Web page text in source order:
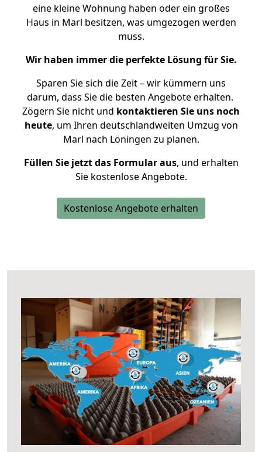
eine kleine Wohnung haben oder ein großes
Haus in Marl besitzen, was umgezogen werden
muss.
Wir haben immer die perfekte Lösung für Sie.
Sparen Sie sich die Zeit – wir kümmern uns
darum, dass Sie die besten Angebote erhalten.
Zögern Sie nicht und kontaktieren Sie uns noch
heute, um Ihren deutschlandweiten Umzug von
Marl nach Löningen zu planen.
Füllen Sie jetzt das Formular aus, und erhalten
Sie kostenlose Angebote.
Kostenlose Angebote erhalten